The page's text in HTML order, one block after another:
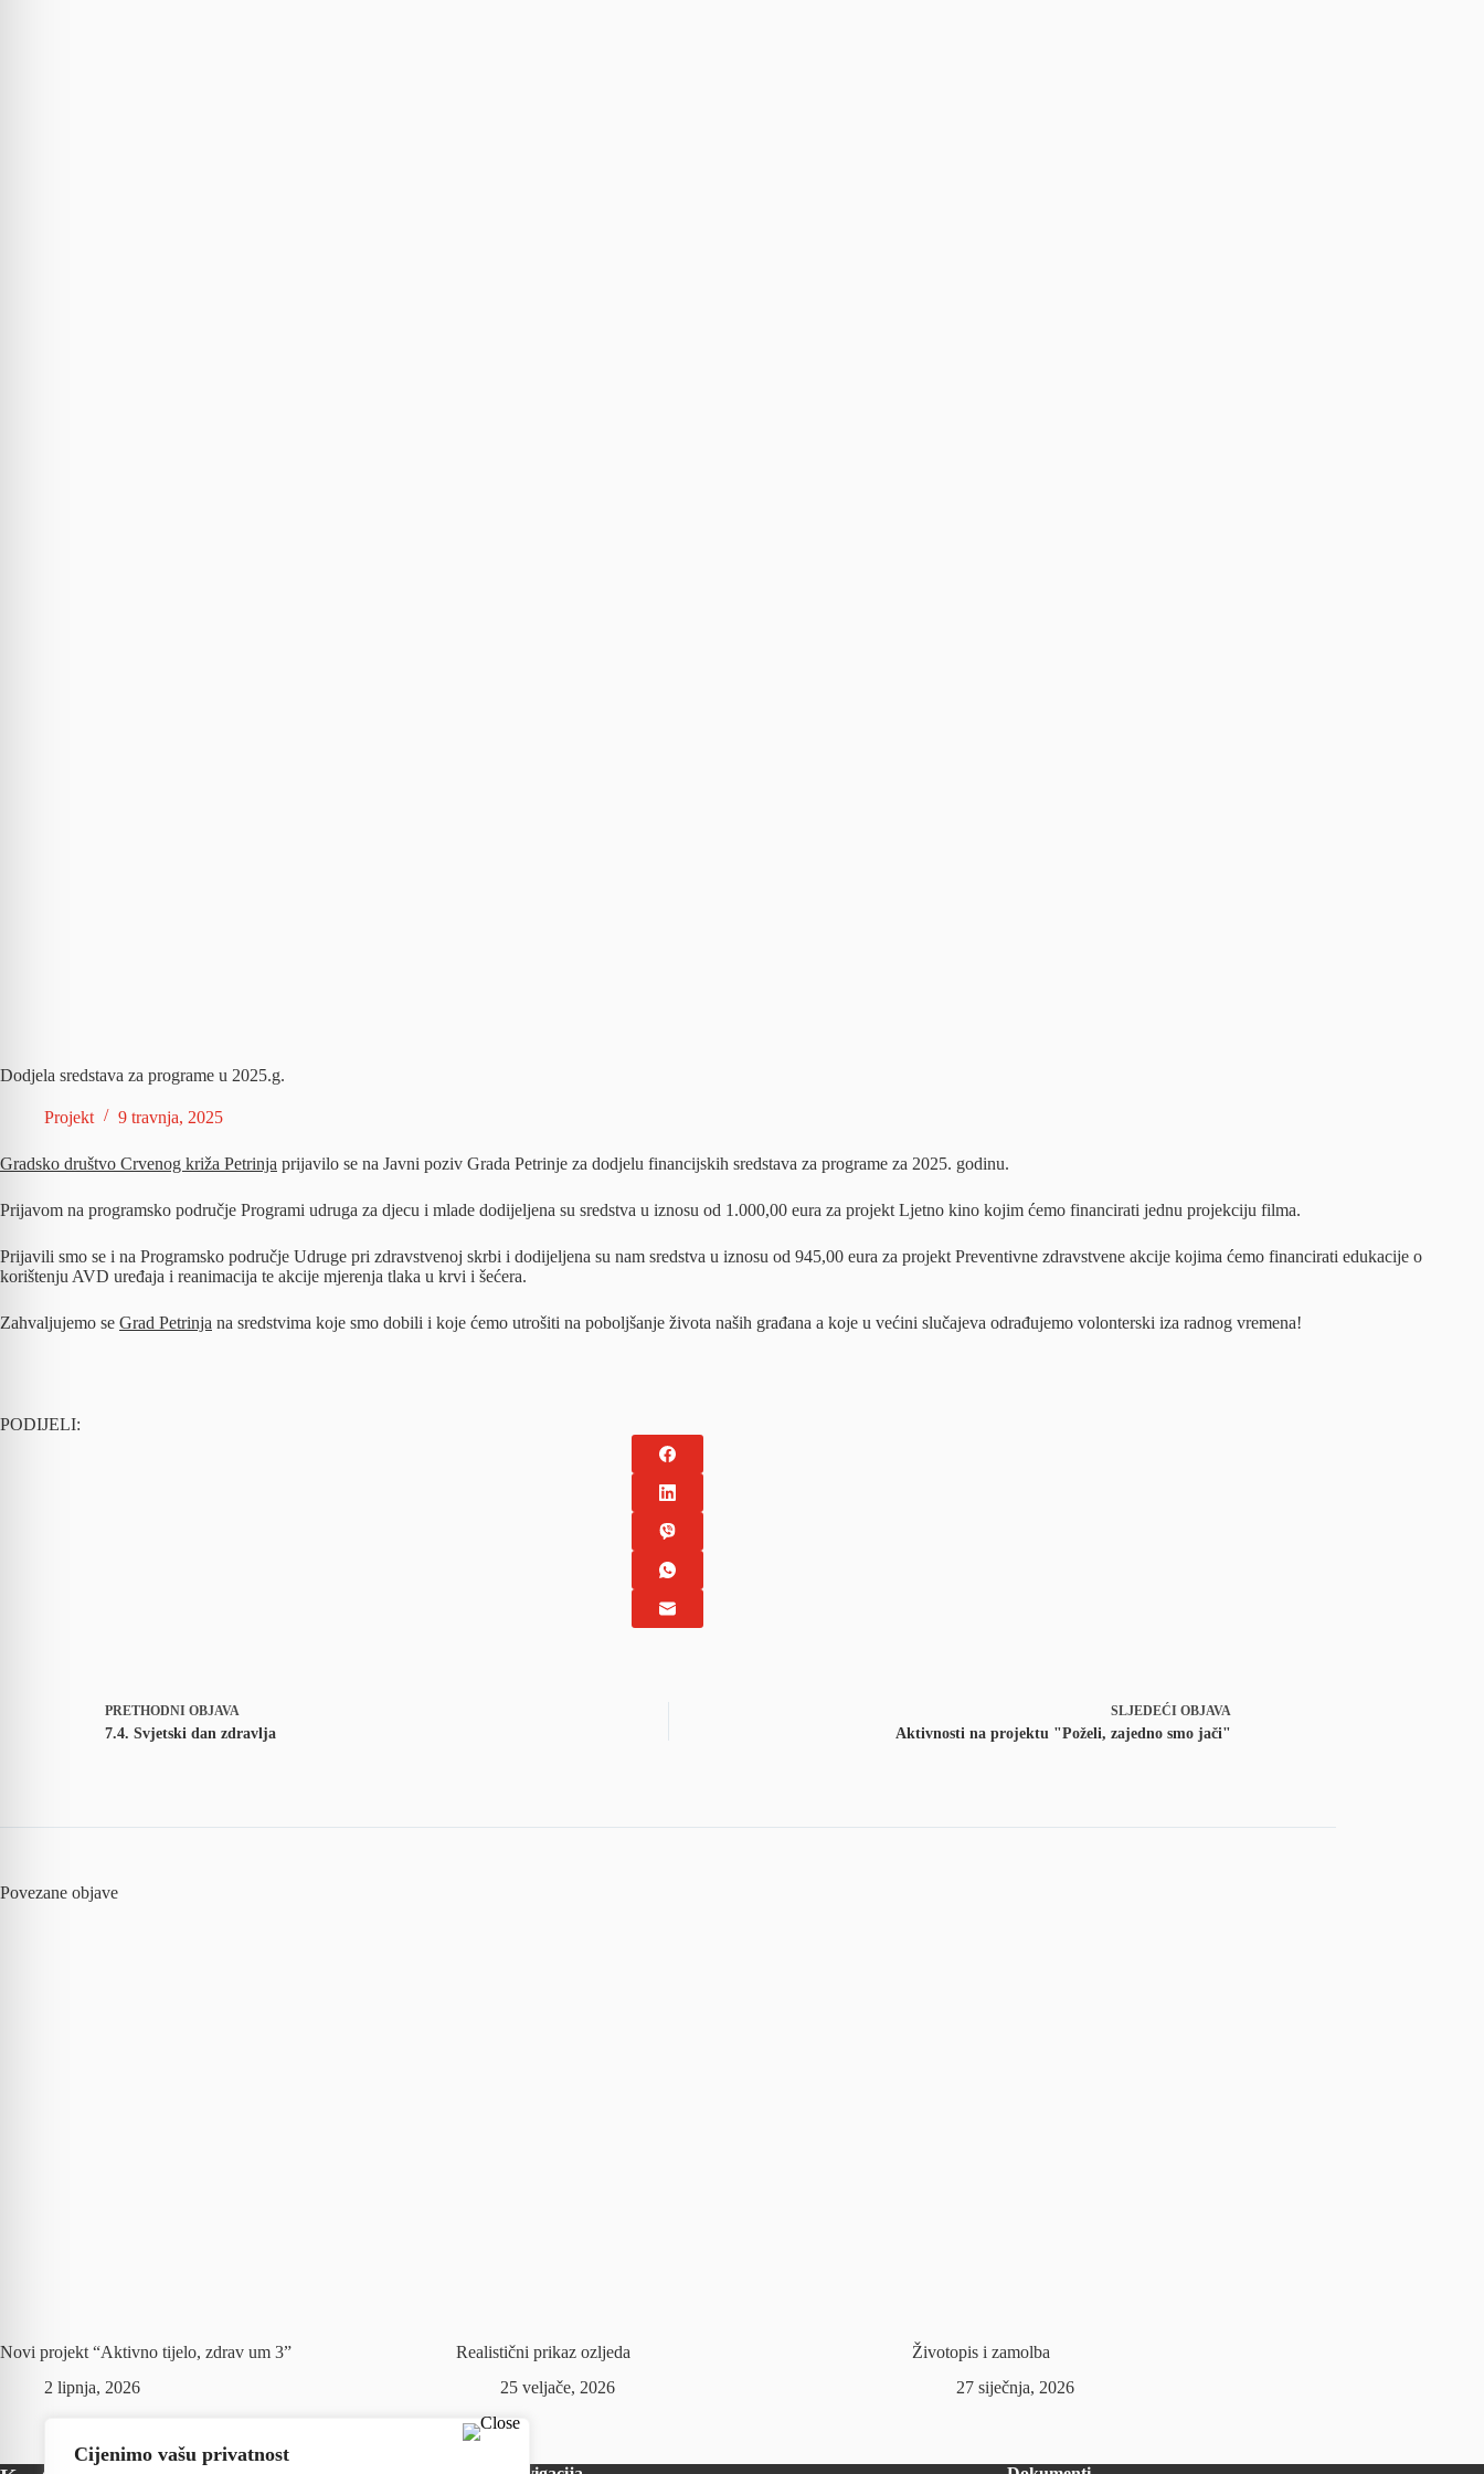
Cijenimo vašu privatnost
Dodjela sredstava za programe u 2025.g.
Projekt 9 travnja, 2025
Gradsko društvo Crvenog križa Petrinja prijavilo se na Javni poziv Grada Petrinje za dodjelu financijskih sredstava za programe za 2025. godinu.
Prijavom na programsko područje Programi udruga za djecu i mlade dodijeljena su sredstva u iznosu od 1.000,00 eura za projekt Ljetno kino kojim ćemo financirati jednu projekciju filma.
Prijavili smo se i na Programsko područje Udruge pri zdravstvenoj skrbi i dodijeljena su nam sredstva u iznosu od 945,00 eura za projekt Preventivne zdravstvene akcije kojima ćemo financirati edukacije o
korištenju AVD uređaja i reanimacija te akcije mjerenja tlaka u krvi i šećera.
Zahvaljujemo se Grad Petrinja na sredstvima koje smo dobili i koje ćemo utrošiti na poboljšanje života naših građana a koje u većini slučajeva odrađujemo volonterski iza radnog vremena!
PODIJELI:
PRETHODNI OBJAVA
7.4. Svjetski dan zdravlja
SLJEDEĆI OBJAVA
Aktivnosti na projektu "Poželi, zajedno smo jači"
Povezane objave
Novi projekt “Aktivno tijelo, zdrav um 3”
2 lipnja, 2026
Realistični prikaz ozljeda
25 veljače, 2026
Životopis i zamolba
27 siječnja, 2026